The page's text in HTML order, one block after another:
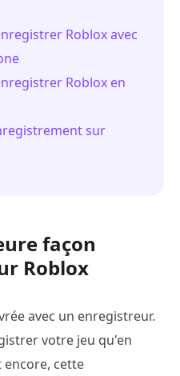
Roblox avec
Roblox en
sur
façon
Roblox
avec un enregistreur.
votre jeu qu'en
cette